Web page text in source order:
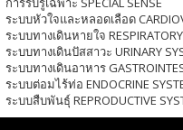
ระบบหัวใจและหลอดเลือด
ระบบทางเดินหายใจ
ระบบทางเดินปัสสาวะ URINARY
ระบบทางเดินอาหาร
ระบบต่อมไร้ท่อ ENDOCRINE
ระบบสืบพันธุ์ REPRODUCTIVE